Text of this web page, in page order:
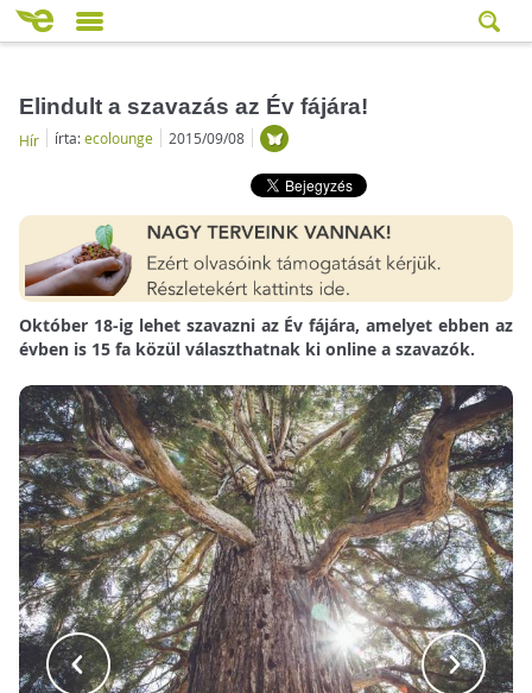
Elindult a szavazás az Év fájára!
Hír írta:ecolounge 2015/09/08
Október 18-ig lehet szavazni az Év fájára, amelyet ebben az
évben is 15 fa közül választhatnak ki online a szavazók.